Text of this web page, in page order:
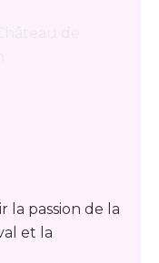
la passion de la
et la